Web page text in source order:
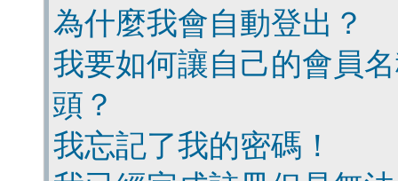
為什麼我會自動登出？
我要如何讓自己的會員
頭？
我忘記了我的密碼！